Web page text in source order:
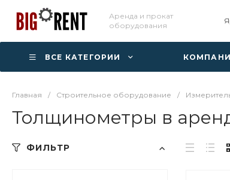
Аренда и прокат
оборудования
ВСЕ КАТЕГОРИИ
Главная / Строительное оборудование /
Толщинометры в
ФИЛЬТР